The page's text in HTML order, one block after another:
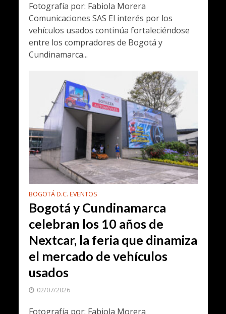
Fotografía por: Fabiola Morera
Comunicaciones SAS El interés por los
vehículos usados continúa fortaleciéndose
entre los compradores de Bogotá y
Cundinamarca...
BOGOTÁ D.C. EVENTOS
Bogotá y Cundinamarca
celebran los 10 años de
Nextcar, la feria que dinamiza
el mercado de vehículos
usados
02/07/2026
Fotografía por: Fabiola Morera